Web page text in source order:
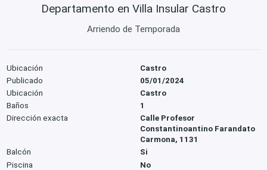
Departamento en Villa Insular Castro
Arriendo de Temporada
Ubicación
Castro
Publicado
05/01/2024
Ubicación
Castro
Baños
1
Dirección exacta
Calle Profesor
Constantinoantino Farandato
Carmona, 1131
Balcón
Si
Piscina
No